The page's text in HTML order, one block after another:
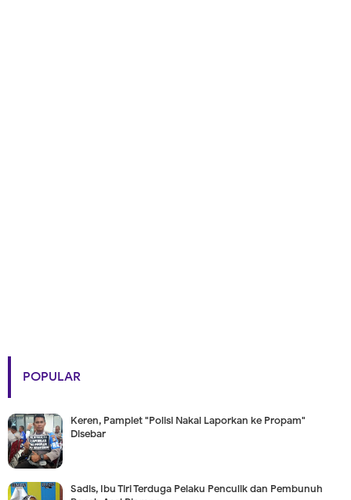
POPULAR
Keren, Pamplet "Polisi Nakal Laporkan ke Propam"
Disebar
Sadis, Ibu Tiri Terduga Pelaku Penculik dan Pembunuh